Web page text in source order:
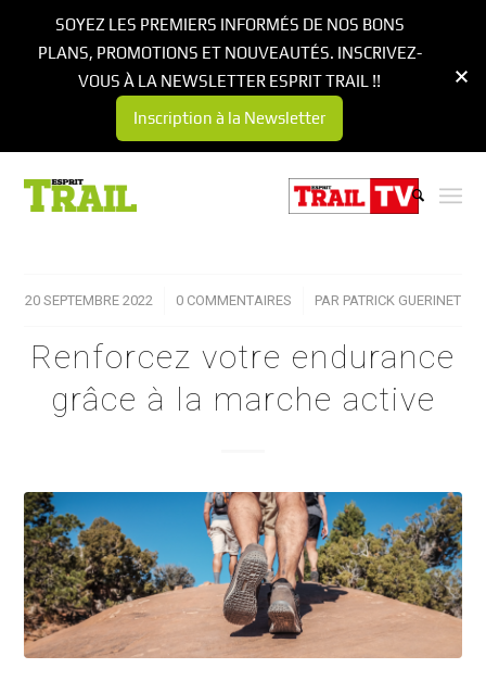
20 SEPTEMBRE 2022
/ 0 COMMENTAIRES
/ PAR PATRICK GUERINET
Renforcez votre endurance
grâce à la marche active
SOYEZ LES PREMIERS INFORMÉS DE NOS BONS
PLANS, PROMOTIONS ET NOUVEAUTÉS. INSCRIVEZ-
VOUS À LA NEWSLETTER ESPRIT TRAIL !!
Inscription à la Newsletter